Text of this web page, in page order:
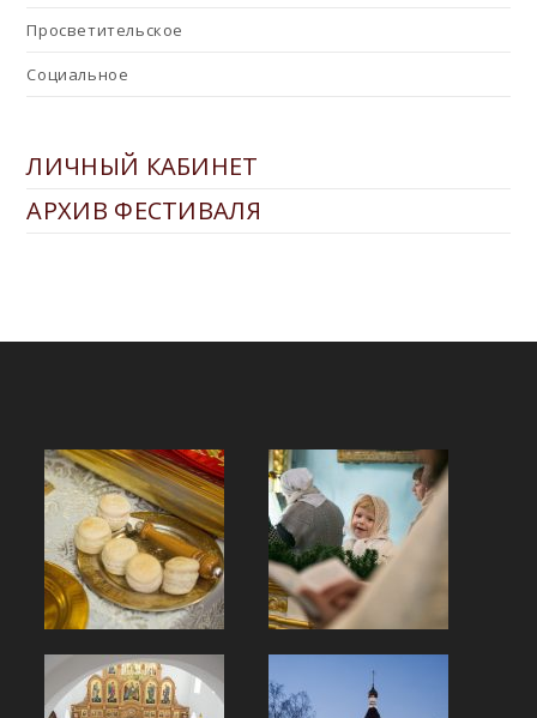
Просветительское
Социальное
ЛИЧНЫЙ КАБИНЕТ
АРХИВ ФЕСТИВАЛЯ